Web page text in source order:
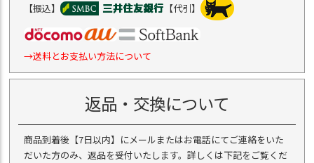
【振込】 【代引】
→送料とお支払い方法について
返品・交換について
商品到着後【7日以内】にメールまたはお電話にてご連絡をいた
だいた方のみ、返品を受付いたします。詳しくは下記をご覧くだ